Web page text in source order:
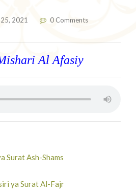
25, 2021 0 Comments
Al Afasiy
Surat Ash-Shams
ya Surat Al-Fajr